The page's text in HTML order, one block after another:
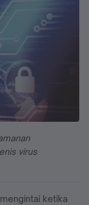
virus
ketika